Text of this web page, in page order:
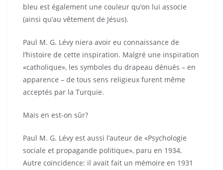
bleu est également une couleur qu’on lui associe
(ainsi qu’au vêtement de Jésus).
Paul M. G. Lévy niera avoir eu connaissance de
l’histoire de cette inspiration. Malgré une inspiration
«catholique», les symboles du drapeau dénués – en
apparence – de tous sens religieux furent même
acceptés par la Turquie.
Mais en est-on sûr?
Paul M. G. Lévy est aussi l’auteur de «Psychologie
sociale et propagande politique», paru en 1934.
Autre coïncidence: il avait fait un mémoire en 1931